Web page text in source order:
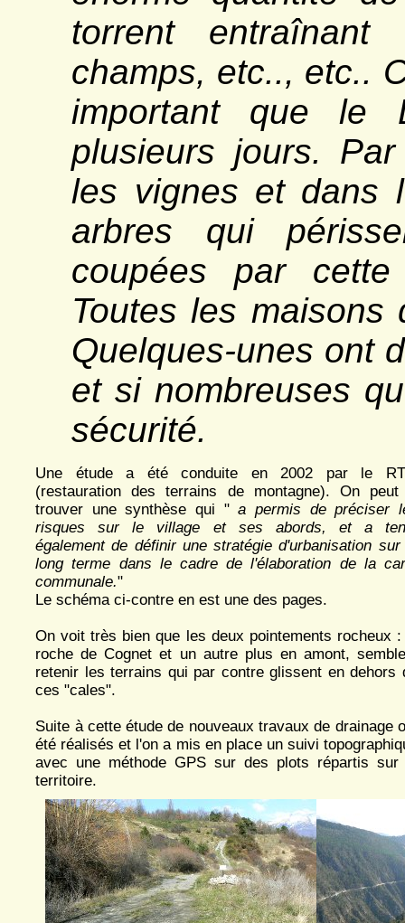
torrent entraînant
champs, etc.., etc..
important que le
plusieurs jours.
les vignes et dans
arbres qui
coupées par
Toutes les maisons
Quelques-unes ont
et si nombreuses
sécurité.
Une étude a été conduite en 2002 par le
(restauration des terrains de montagne). On
trouver une synthèse qui "a permis de préciser
risques sur le village et ses abords, et a
également de définir une stratégie d'urbanisation sur
long terme dans le cadre de l'élaboration de la
communale."
Le schéma ci-contre en est une des pages.
On voit très bien que les deux pointements rocheux :
roche de Cognet et un autre plus en amont,
retenir les terrains qui par contre glissent en dehors
ces "cales".
Suite à cette étude de nouveaux travaux de drainage
été réalisés et l'on a mis en place un suivi
avec une méthode GPS sur des plots répartis sur
territoire.